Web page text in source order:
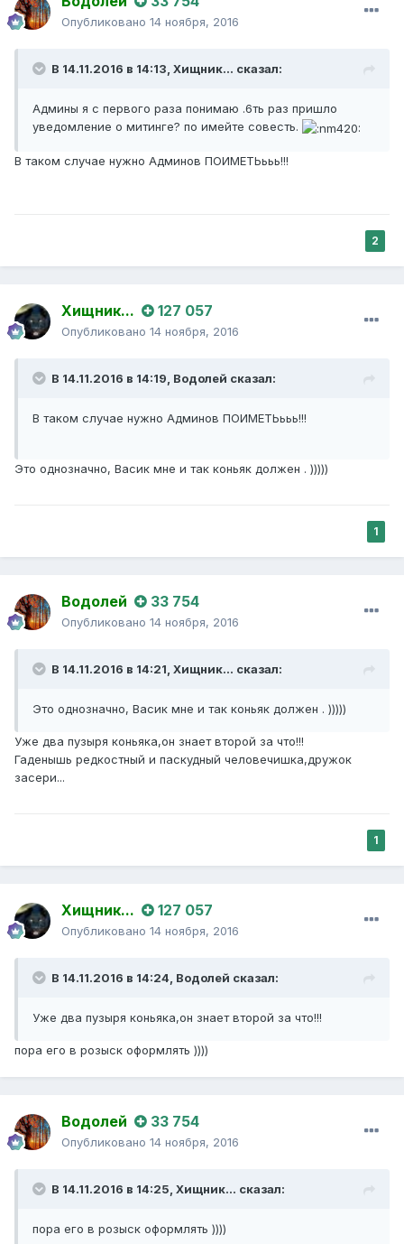
Опубликовано 14 ноября, 2016
В 14.11.2016 в 14:13, Хищник... сказал:
Админы я с первого раза понимаю .6ть раз пришло
уведомление о митинге? по имейте совесть.
В таком случае нужно Админов ПОИМЕТЬььь!!!
2
Хищник... 127 057
Опубликовано 14 ноября, 2016
В 14.11.2016 в 14:19, Водолей сказал:
В таком случае нужно Админов ПОИМЕТЬььь!!!
Это однозначно, Васик мне и так коньяк должен . )))))
1
Водолей 33 754
Опубликовано 14 ноября, 2016
В 14.11.2016 в 14:21, Хищник... сказал:
Это однозначно, Васик мне и так коньяк должен . )))))
Уже два пузыря коньяка,он знает второй за что!!!
Гаденышь редкостный и паскудный человечишка,дружок
засери...
1
Хищник... 127 057
Опубликовано 14 ноября, 2016
В 14.11.2016 в 14:24, Водолей сказал:
Уже два пузыря коньяка,он знает второй за что!!!
пора его в розыск оформлять ))))
Водолей 33 754
Опубликовано 14 ноября, 2016
В 14.11.2016 в 14:25, Хищник... сказал:
пора его в розыск оформлять ))))